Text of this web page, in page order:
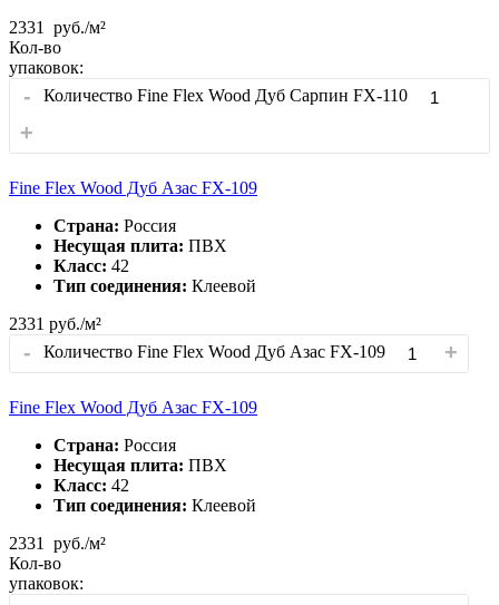
2331
руб./м²
Кол-во
упаковок:
- Количество Fine Flex Wood Дуб Сарпин FX-110
+
Fine Flex Wood Дуб Азас FX-109
Страна: Россия
Несущая плита: ПВХ
Класс: 42
Тип соединения: Клеевой
2331 руб./м²
- Количество Fine Flex Wood Дуб Азас FX-109 +
Fine Flex Wood Дуб Азас FX-109
Страна: Россия
Несущая плита: ПВХ
Класс: 42
Тип соединения: Клеевой
2331
руб./м²
Кол-во
упаковок: